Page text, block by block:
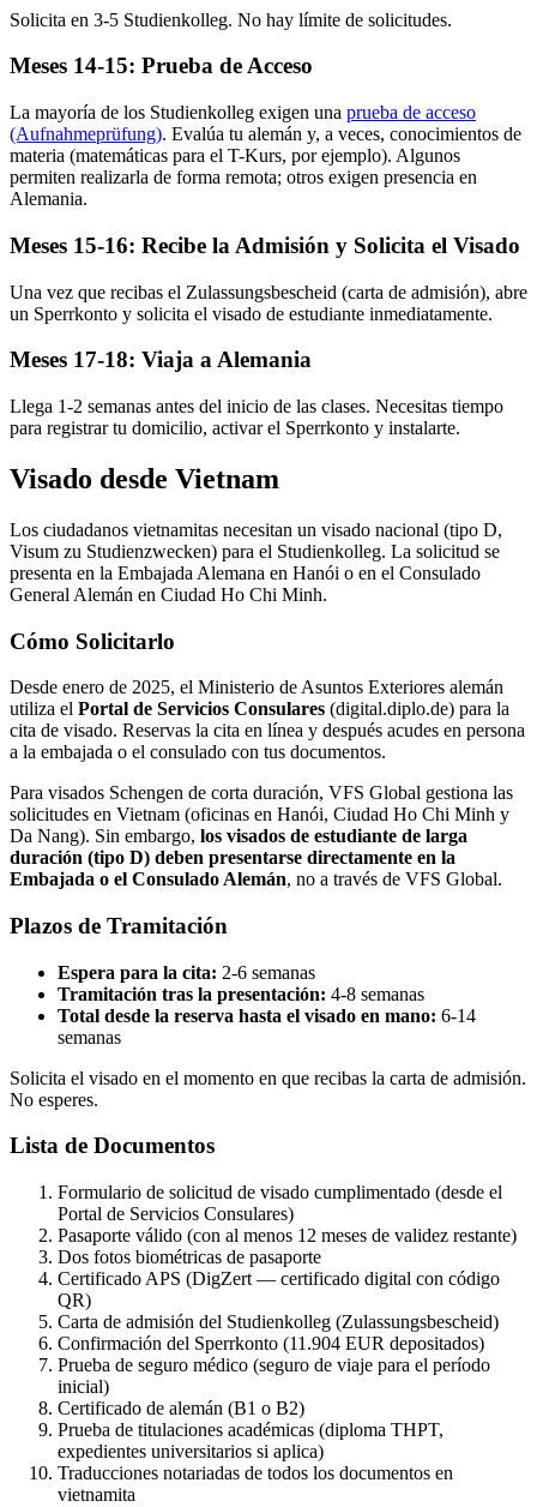
Solicita en 3-5 Studienkolleg. No hay límite de solicitudes.
Meses 14-15: Prueba de Acceso
La mayoría de los Studienkolleg exigen una prueba de acceso
(Aufnahmeprüfung). Evalúa tu alemán y, a veces, conocimientos de
materia (matemáticas para el T-Kurs, por ejemplo). Algunos
permiten realizarla de forma remota; otros exigen presencia en
Alemania.
Meses 15-16: Recibe la Admisión y Solicita el Visado
Una vez que recibas el Zulassungsbescheid (carta de admisión), abre
un Sperrkonto y solicita el visado de estudiante inmediatamente.
Meses 17-18: Viaja a Alemania
Llega 1-2 semanas antes del inicio de las clases. Necesitas tiempo
para registrar tu domicilio, activar el Sperrkonto y instalarte.
Visado desde Vietnam
Los ciudadanos vietnamitas necesitan un visado nacional (tipo D,
Visum zu Studienzwecken) para el Studienkolleg. La solicitud se
presenta en la Embajada Alemana en Hanói o en el Consulado
General Alemán en Ciudad Ho Chi Minh.
Cómo Solicitarlo
Desde enero de 2025, el Ministerio de Asuntos Exteriores alemán
utiliza el Portal de Servicios Consulares (digital.diplo.de) para la
cita de visado. Reservas la cita en línea y después acudes en persona
a la embajada o el consulado con tus documentos.
Para visados Schengen de corta duración, VFS Global gestiona las
solicitudes en Vietnam (oficinas en Hanói, Ciudad Ho Chi Minh y
Da Nang). Sin embargo, los visados de estudiante de larga
duración (tipo D) deben presentarse directamente en la
Embajada o el Consulado Alemán, no a través de VFS Global.
Plazos de Tramitación
Espera para la cita: 2-6 semanas
Tramitación tras la presentación: 4-8 semanas
Total desde la reserva hasta el visado en mano: 6-14
semanas
Solicita el visado en el momento en que recibas la carta de admisión.
No esperes.
Lista de Documentos
Formulario de solicitud de visado cumplimentado (desde el
Portal de Servicios Consulares)
Pasaporte válido (con al menos 12 meses de validez restante)
Dos fotos biométricas de pasaporte
Certificado APS (DigZert — certificado digital con código
QR)
Carta de admisión del Studienkolleg (Zulassungsbescheid)
Confirmación del Sperrkonto (11.904 EUR depositados)
Prueba de seguro médico (seguro de viaje para el período
inicial)
Certificado de alemán (B1 o B2)
Prueba de titulaciones académicas (diploma THPT,
expedientes universitarios si aplica)
Traducciones notariadas de todos los documentos en
vietnamita